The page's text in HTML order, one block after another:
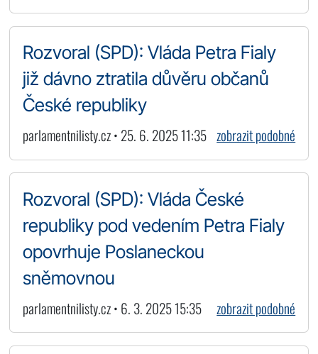
Rozvoral (SPD): Vláda Petra Fialy
již dávno ztratila důvěru občanů
České republiky
parlamentnilisty.cz • 25. 6. 2025 11:35 zobrazit podobné
Rozvoral (SPD): Vláda České
republiky pod vedením Petra Fialy
opovrhuje Poslaneckou
sněmovnou
parlamentnilisty.cz • 6. 3. 2025 15:35 zobrazit podobné